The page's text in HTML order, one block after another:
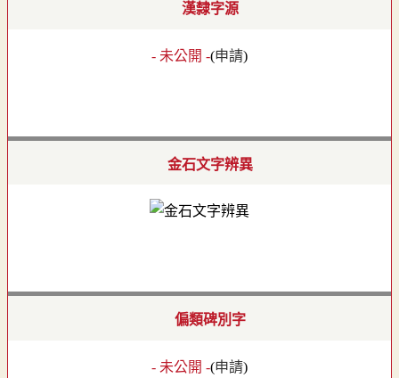
漢隸字源
- 未公開 -(申請)
金石文字辨異
偏類碑別字
- 未公開 -(申請)